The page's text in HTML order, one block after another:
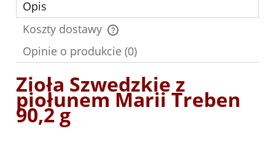
Opis
Koszty dostawy
Cena nie zawiera ewentualnych kosztów płatności
Opinie o produkcie (0)
Zioła Szwedzkie z
piołunem Marii Treben
90,2 g